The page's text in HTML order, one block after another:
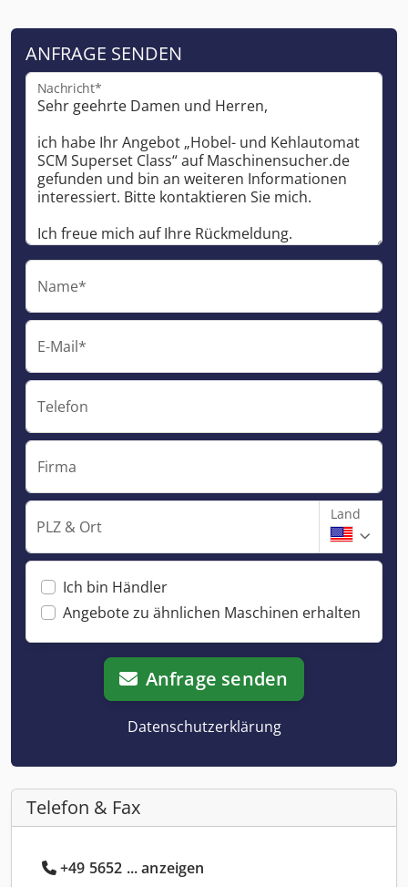
ANFRAGE SENDEN
Nachricht*
Name*
E-Mail*
Telefon
Firma
PLZ & Ort
Land
Ich bin Händler
Angebote zu ähnlichen Maschinen erhalten
Anfrage senden
Datenschutzerklärung
Telefon & Fax
+49 5652 ... anzeigen